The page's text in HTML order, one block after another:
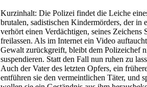
Kurzinhalt: Die Polizei findet die Leiche
brutalen, sadistischen Kindermörders, der in
verhört einen Verdächtigen, seines
freilassen. Als im Internet ein Video
Gewalt zurückgreift, bleibt dem Polizeichef
suspendieren. Statt den Fall nun ruhen zu
Auch der Vater des letzten Opfers, ein
entführen sie den vermeintlichen Täter, und